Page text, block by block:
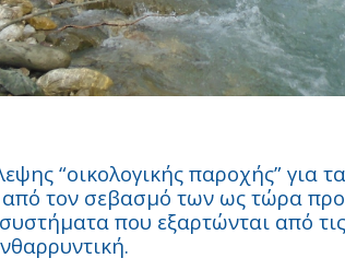
“οικολογικής παροχής” για
από τον σεβασμό των ως τώρα
που εξαρτώνται από